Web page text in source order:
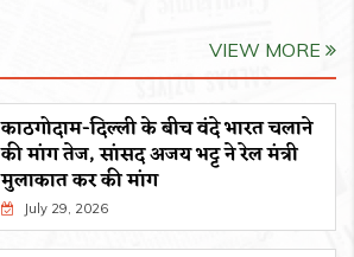
VIEW MORE
काठगोदाम-दिल्ली के बीच वंदे भारत चलाने
की मांग तेज, सांसद अजय भट्ट ने रेल मंत्री
मुलाकात कर की मांग
July 29, 2026